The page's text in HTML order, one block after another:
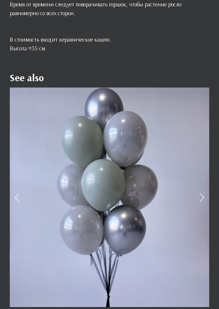
Время от времени следует поворачивать горшок, чтобы растение росло
равномерно со всех сторон.
В стоимость входит керамическое кашпо.
Высота ≈35 см
See also